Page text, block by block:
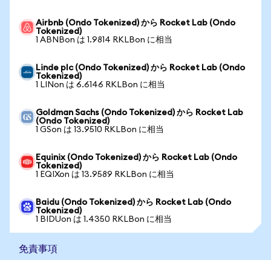
Airbnb (Ondo Tokenized) から Rocket Lab (Ondo
Tokenized)
1 ABNBon は 1.9814 RKLBon に相当
Linde plc (Ondo Tokenized) から Rocket Lab (Ondo
Tokenized)
1 LINon は 6.6146 RKLBon に相当
Goldman Sachs (Ondo Tokenized) から Rocket Lab
(Ondo Tokenized)
1 GSon は 13.9510 RKLBon に相当
Equinix (Ondo Tokenized) から Rocket Lab (Ondo
Tokenized)
1 EQIXon は 13.9589 RKLBon に相当
Baidu (Ondo Tokenized) から Rocket Lab (Ondo
Tokenized)
1 BIDUon は 1.4350 RKLBon に相当
免責事項